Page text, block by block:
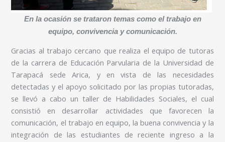
En la ocasión se trataron temas como el trabajo en
equipo, convivencia y comunicación.
Gracias al trabajo cercano que realiza el equipo de tutoras
de la carrera de Educación Parvularia de la Universidad de
Tarapacá sede Arica, y en vista de las necesidades
detectadas y el apoyo solicitado por las propias tutoradas,
se llevó a cabo un taller de Habilidades Sociales, el cual
consistió en desarrollar actividades que favorecen la
comunicación, el trabajo en equipo, la buena convivencia y la
integración de las estudiantes de reciente ingreso a la